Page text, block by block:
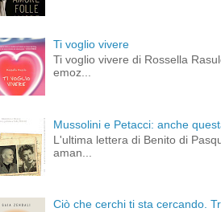
Ti voglio vivere
Ti voglio vivere di Rossella
emoz...
Mussolini e Petacci: anche
L'ultima lettera di Benito di
aman...
Ciò che cerchi ti sta cercando.